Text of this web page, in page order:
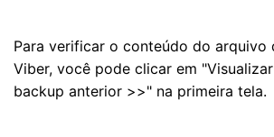
Para verificar o conteúdo do arquivo
Viber, você pode clicar em
backup anterior >>" na primeira tela.